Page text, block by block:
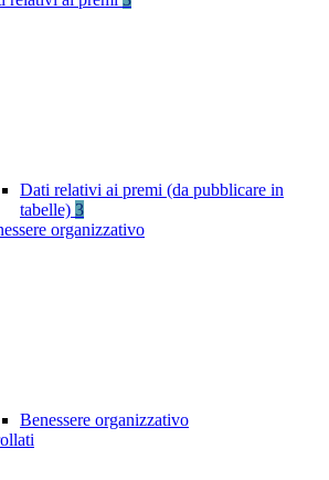
Dati relativi ai premi (da pubblicare in
tabelle) 3
organizzativo
Benessere organizzativo